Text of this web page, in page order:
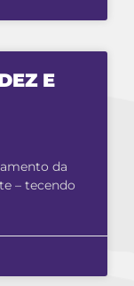
E
da
– tecendo